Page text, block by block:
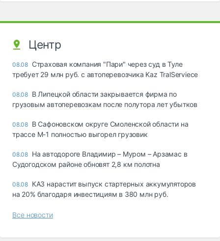
Центр
08.08 Страховая компания "Пари" через суд в Туле
требует 29 млн руб. с автоперевозчика Kaz TralServiece
08.08 В Липецкой области закрывается фирма по
грузовым автоперевозкам после полутора лет убытков
08.08 В Сафоновском округе Смоленской области на
трассе М-1 полностью выгорел грузовик
08.08 На автодороге Владимир – Муром – Арзамас в
Судогодском районе обновят 2,8 км полотна
08.08 КАЗ нарастит выпуск стартерных аккумуляторов
на 20% благодаря инвестициям в 380 млн руб.
Все новости